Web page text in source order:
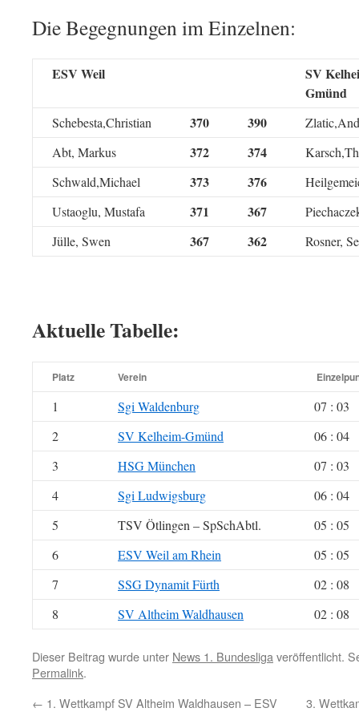
Die Begegnungen im Einzelnen:
ESV Weil
SV
Gmünd
Schebesta,Christian 370 390
Abt, Markus
372 374
Schwald,Michael
373 376
Ustaoglu, Mustafa
371 367
Jülle, Swen
367 362 Rosner,
Aktuelle Tabelle:
Platz Verein
1 Sgi Waldenburg
07 : 03
2
SV Kelheim-Gmünd
06 : 04
3
HSG München
07 : 03
4
Sgi Ludwigsburg
06 : 04
5
TSV Ötlingen – SpSchAbtl.
05 : 05
6
ESV Weil am Rhein
05 : 05
7
SSG Dynamit Fürth
02 : 08
8
SV Altheim Waldhausen 02 : 08
Dieser Beitrag wurde unter News 1. Bundesliga veröffentlicht.
Permalink.
← 1. Wettkampf SV Altheim Waldhausen – ESV
3.